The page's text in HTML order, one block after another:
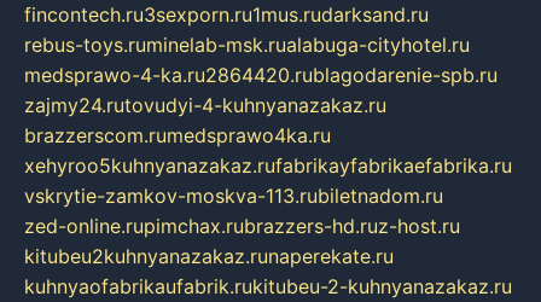
fincontech.ru3sexporn.ru1mus.rudarksand.ru
rebus-toys.ruminelab-msk.rualabuga-cityhotel.ru
medsprawo-4-ka.ru2864420.rublagodarenie-spb.ru
zajmy24.rutovudyi-4-kuhnyanazakaz.ru
brazzerscom.rumedsprawo4ka.ru
xehyroo5kuhnyanazakaz.rufabrikayfabrikaefabrika.ru
vskrytie-zamkov-moskva-113.rubiletnadom.ru
zed-online.rupimchax.rubrazzers-hd.ruz-host.ru
kitubeu2kuhnyanazakaz.runaperekate.ru
kuhnyaofabrikaufabrik.rukitubeu-2-kuhnyanazakaz.ru